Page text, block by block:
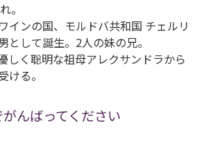
。
インの国、モルドバ共和国 チェルリ
として誕生。2人の妹の兄。
しく聡明な祖母アレクサンドラから
ける。
んばってください